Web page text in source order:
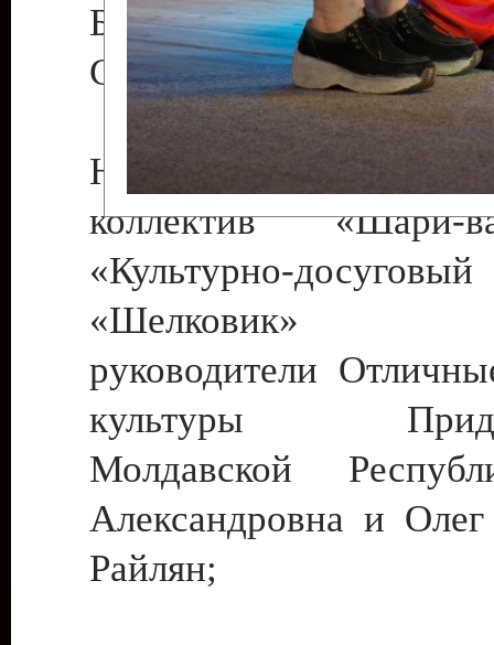
Бендеры ,
Светлана Георгиевна
Народный цирковой
коллектив
«Культурно-
«Шелковик»
руководители
культуры
Молдавской
Александровна и
Райлян;